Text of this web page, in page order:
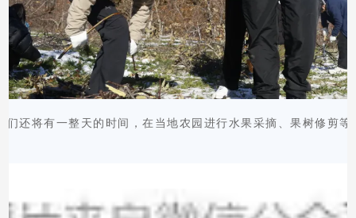
们还将有一整天的时间，在当地农园进行水果采摘、果树修剪等